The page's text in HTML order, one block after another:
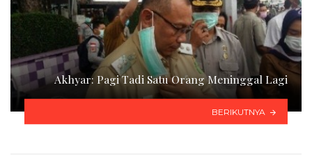
Akhyar: Pagi Tadi Satu Orang Meninggal Lagi
BERIKUTNYA